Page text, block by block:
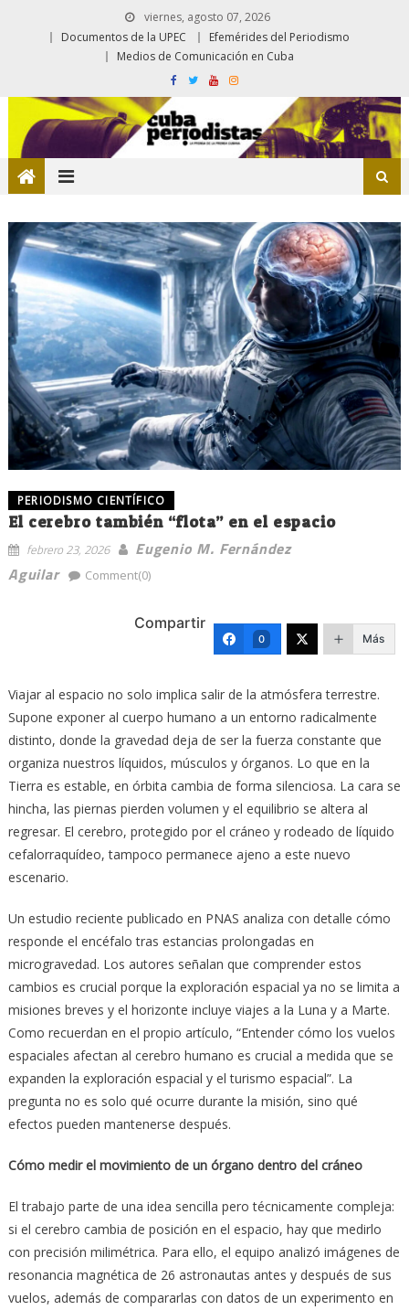
viernes, agosto 07, 2026
Documentos de la UPEC
Efemérides del Periodismo
Medios de Comunicación en Cuba
PERIODISMO CIENTÍFICO
El cerebro también “flota” en el espacio
febrero 23, 2026
Eugenio M. Fernández
Aguilar
Comment(0)
Compartir
0 Más
Viajar al espacio no solo implica salir de la atmósfera terrestre.
Supone exponer al cuerpo humano a un entorno radicalmente
distinto, donde la gravedad deja de ser la fuerza constante que
organiza nuestros líquidos, músculos y órganos. Lo que en la
Tierra es estable, en órbita cambia de forma silenciosa. La cara se
hincha, las piernas pierden volumen y el equilibrio se altera al
regresar. El cerebro, protegido por el cráneo y rodeado de líquido
cefalorraquídeo, tampoco permanece ajeno a este nuevo
escenario.
Un estudio reciente publicado en PNAS analiza con detalle cómo
responde el encéfalo tras estancias prolongadas en
microgravedad. Los autores señalan que comprender estos
cambios es crucial porque la exploración espacial ya no se limita a
misiones breves y el horizonte incluye viajes a la Luna y a Marte.
Como recuerdan en el propio artículo, “Entender cómo los vuelos
espaciales afectan al cerebro humano es crucial a medida que se
expanden la exploración espacial y el turismo espacial”. La
pregunta no es solo qué ocurre durante la misión, sino qué
efectos pueden mantenerse después.
Cómo medir el movimiento de un órgano dentro del cráneo
El trabajo parte de una idea sencilla pero técnicamente compleja:
si el cerebro cambia de posición en el espacio, hay que medirlo
con precisión milimétrica. Para ello, el equipo analizó imágenes de
resonancia magnética de 26 astronautas antes y después de sus
vuelos, además de compararlas con datos de un experimento en